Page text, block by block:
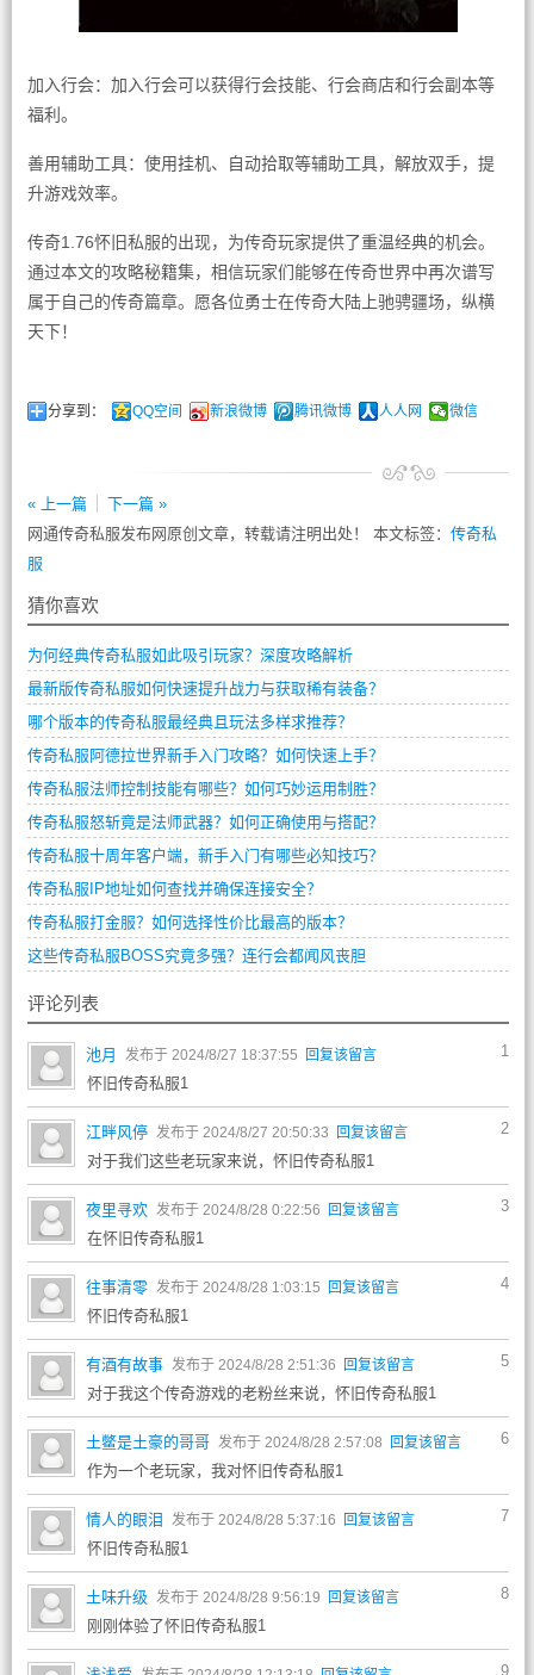
加入行会：加入行会可以获得行会技能、行会商店和行会副本等
福利。
善用辅助工具：使用挂机、自动拾取等辅助工具，解放双手，提
升游戏效率。
传奇1.76怀旧私服的出现，为传奇玩家提供了重温经典的机会。
通过本文的攻略秘籍集，相信玩家们能够在传奇世界中再次谱写
属于自己的传奇篇章。愿各位勇士在传奇大陆上驰骋疆场，纵横
天下！
分享到： QQ空间 新浪微博 腾讯微博 人人网 微信
« 上一篇
下一篇 »
网通传奇私服发布网原创文章，转载请注明出处！ 本文标签： 传奇私
服
猜你喜欢
为何经典传奇私服如此吸引玩家？深度攻略解析
最新版传奇私服如何快速提升战力与获取稀有装备？
哪个版本的传奇私服最经典且玩法多样求推荐？
传奇私服阿德拉世界新手入门攻略？如何快速上手？
传奇私服法师控制技能有哪些？如何巧妙运用制胜？
传奇私服怒斩竟是法师武器？如何正确使用与搭配？
传奇私服十周年客户端，新手入门有哪些必知技巧？
传奇私服IP地址如何查找并确保连接安全？
传奇私服打金服？如何选择性价比最高的版本？
这些传奇私服BOSS究竟多强？连行会都闻风丧胆
评论列表
1
池月 发布于 2024/8/27 18:37:55 回复该留言
怀旧传奇私服1
2
江畔风停 发布于 2024/8/27 20:50:33 回复该留言
对于我们这些老玩家来说，怀旧传奇私服1
3
夜里寻欢 发布于 2024/8/28 0:22:56 回复该留言
在怀旧传奇私服1
4
往事清零 发布于 2024/8/28 1:03:15 回复该留言
怀旧传奇私服1
5
有酒有故事 发布于 2024/8/28 2:51:36 回复该留言
对于我这个传奇游戏的老粉丝来说，怀旧传奇私服1
6
土鳖是土豪的哥哥 发布于 2024/8/28 2:57:08 回复该留言
作为一个老玩家，我对怀旧传奇私服1
7
情人的眼泪 发布于 2024/8/28 5:37:16 回复该留言
怀旧传奇私服1
8
土味升级 发布于 2024/8/28 9:56:19 回复该留言
刚刚体验了怀旧传奇私服1
9